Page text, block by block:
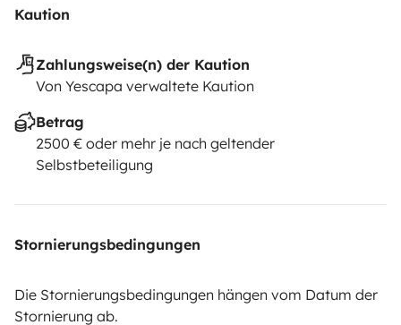
Kaution
Zahlungsweise(n) der Kaution
Von Yescapa verwaltete Kaution
Betrag
2500 € oder mehr je nach geltender
Selbstbeteiligung
Stornierungsbedingungen
Die Stornierungsbedingungen hängen vom Datum der
Stornierung ab.